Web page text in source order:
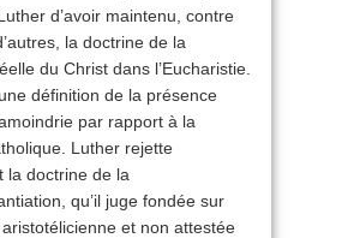
d’avoir maintenu, contre
la doctrine de la
du Christ dans l’Eucharistie.
définition de la présence
par rapport à la
Luther rejette
la doctrine de la
qu’il juge fondée sur
et non attestée